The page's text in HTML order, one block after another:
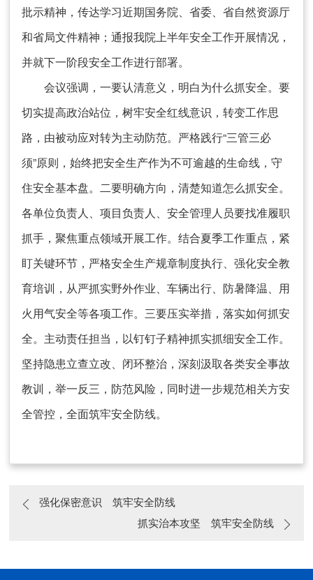
批示精神，传达学习近期国务院、省委、省自然资源厅
和省局文件精神；通报我院上半年安全工作开展情况，
并就下一阶段安全工作进行部署。
会议强调，一要认清意义，明白为什么抓安全。要
切实提高政治站位，树牢安全红线意识，转变工作思
路，由被动应对转为主动防范。严格践行“三管三必
须”原则，始终把安全生产作为不可逾越的生命线，守
住安全基本盘。二要明确方向，清楚知道怎么抓安全。
各单位负责人、项目负责人、安全管理人员要找准履职
抓手，聚焦重点领域开展工作。结合夏季工作重点，紧
盯关键环节，严格安全生产规章制度执行、强化安全教
育培训，从严抓实野外作业、车辆出行、防暑降温、用
火用气安全等各项工作。三要压实举措，落实如何抓安
全。主动责任担当，以钉钉子精神抓实抓细安全工作。
坚持隐患立查立改、闭环整治，深刻汲取各类安全事故
教训，举一反三 ， 防范风险，同时进一步规范相关方安
全管控，全面筑牢安全防线。
强化保密意识 筑牢安全防线
抓实治本攻坚 筑牢安全防线